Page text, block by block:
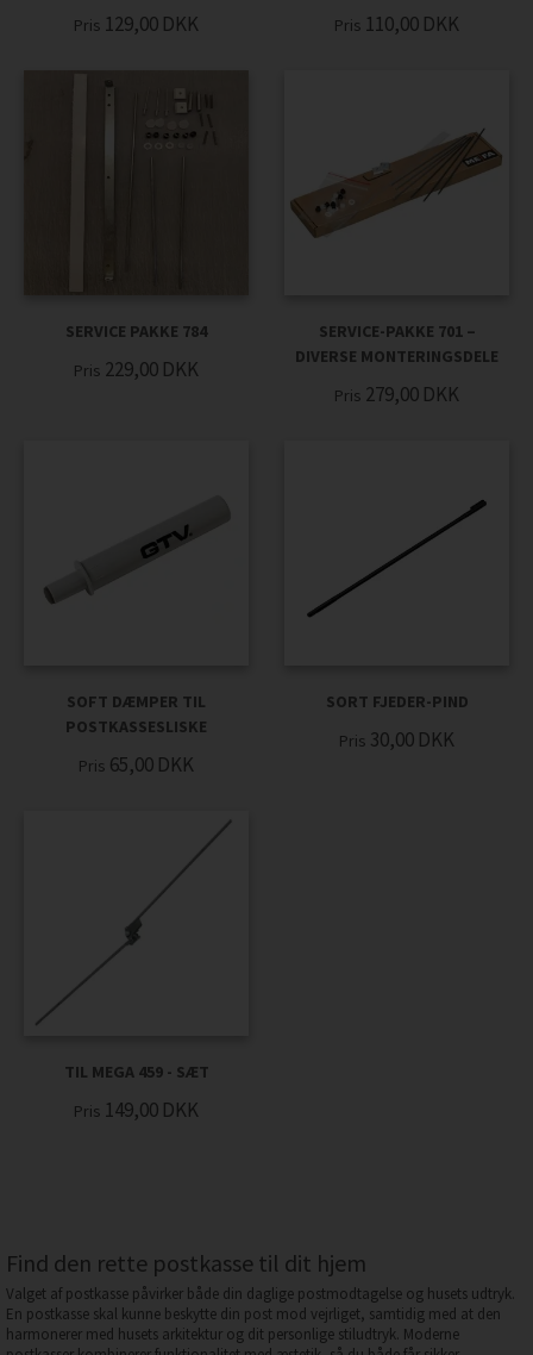
Pris 129,00 DKK Pris 110,00 DKK
SERVICE PAKKE 784
Pris 229,00 DKK
SERVICE-PAKKE 701 –
DIVERSE MONTERINGSDELE
Pris 279,00 DKK
SOFT DÆMPER TIL
POSTKASSESLISKE
Pris 65,00 DKK
SORT FJEDER-PIND
Pris 30,00 DKK
TIL MEGA 459 - SÆT
Pris 149,00 DKK
Find den rette postkasse til dit hjem
Valget af postkasse påvirker både din daglige postmodtagelse og husets udtryk.
En postkasse skal kunne beskytte din post mod vejrliget, samtidig med at den
harmonerer med husets arkitektur og dit personlige stiludtryk. Moderne